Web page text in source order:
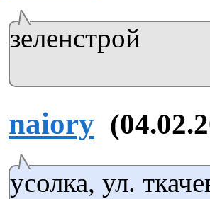
зеленстрой
naiory
усолка, ул.